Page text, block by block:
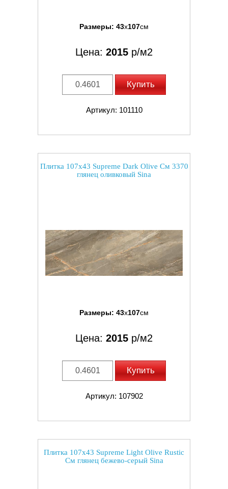
Размеры: 43x107см
Цена: 2015 р/м2
Купить
Артикул: 101110
Плитка 107x43 Supreme Dark Olive См 3370
глянец оливковый Sina
Размеры: 43x107см
Цена: 2015 р/м2
Купить
Артикул: 107902
Плитка 107x43 Supreme Light Olive Rustic
См глянец бежево-серый Sina